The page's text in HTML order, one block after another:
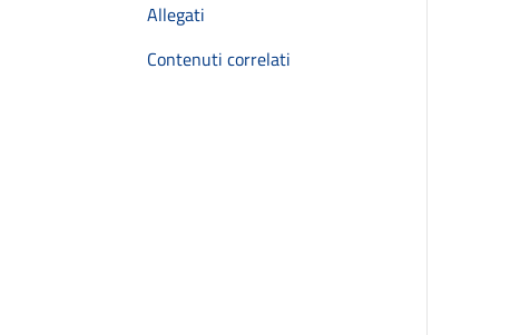
Allegati
Contenuti correlati